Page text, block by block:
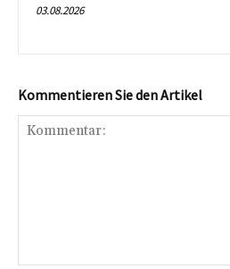
03.08.2026
Kommentieren Sie den Artikel